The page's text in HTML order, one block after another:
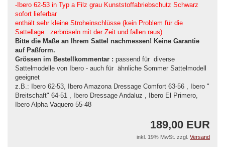
-Ibero 62-53 in Typ a Filz grau Kunststoffabriebschutz Schwarz
sofort lieferbar
enthält sehr kleine Stroheinschlüsse (kein Problem für die
Sattellage.. zerbröseln mit der Zeit und fallen raus)
Bitte die Maße an Ihrem Sattel nachmessen! Keine Garantie
auf Paßform.
Grössen im Bestellkommentar : passend für diverse
Sattelmodelle von Ibero - auch für ähnliche Sommer Sattelmodell
geeignet
z.B.: Ibero 62-53, Ibero Amazona Dressage Comfort 63-56 , Ibero "
Breitschaft" 64-51 , Ibero Dressage Andaluz , Ibero El Primero,
Ibero Alpha Vaquero 55-48
189,00 EUR
inkl. 19% MwSt. zzgl. Versand